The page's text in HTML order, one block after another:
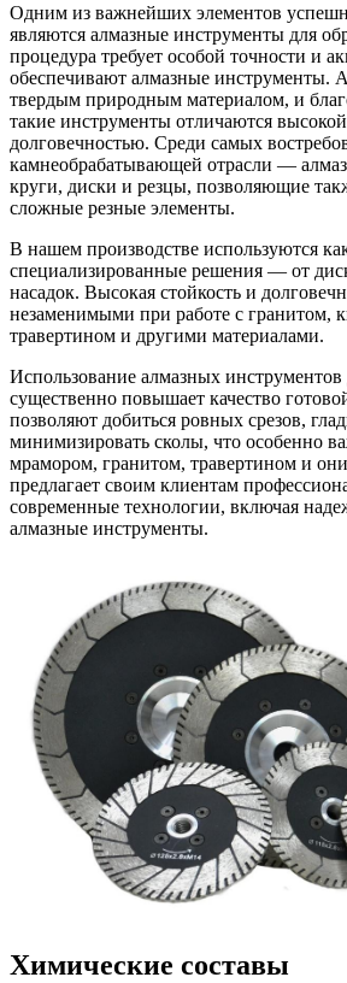
Одним из важнейших элементов
являются алмазные инструменты для
процедура требует особой точности и
обеспечивают алмазные инструменты.
твердым природным материалом, и
такие инструменты отличаются
долговечностью. Среди самых
камнеобрабатывающей отрасли —
круги, диски и резцы, позволяющие
сложные резные элементы.
В нашем производстве используются
специализированные решения — от
насадок. Высокая стойкость и
незаменимыми при работе с гранитом,
травертином и другими материалами.
Использование алмазных
существенно повышает качество
позволяют добиться ровных срезов,
минимизировать сколы, что особенно
мрамором, гранитом, травертином и
предлагает своим клиентам
современные технологии, включая
алмазные инструменты.
Химические составы